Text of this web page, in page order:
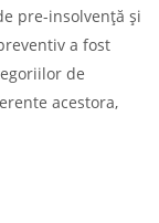
pre-insolvență și
a fost
de
acestora,